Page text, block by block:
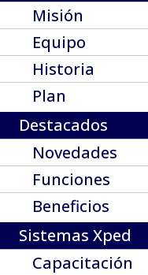
Misión
Equipo
Historia
Plan
Destacados
Novedades
Funciones
Beneficios
Sistemas Xped
Capacitación